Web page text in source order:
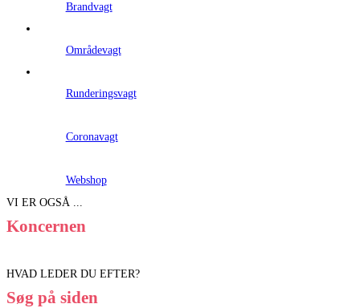
Brandvagt
Områdevagt
Runderingsvagt
Coronavagt
Webshop
VI ER OGSÅ ...
Koncernen
HVAD LEDER DU EFTER?
Søg på siden